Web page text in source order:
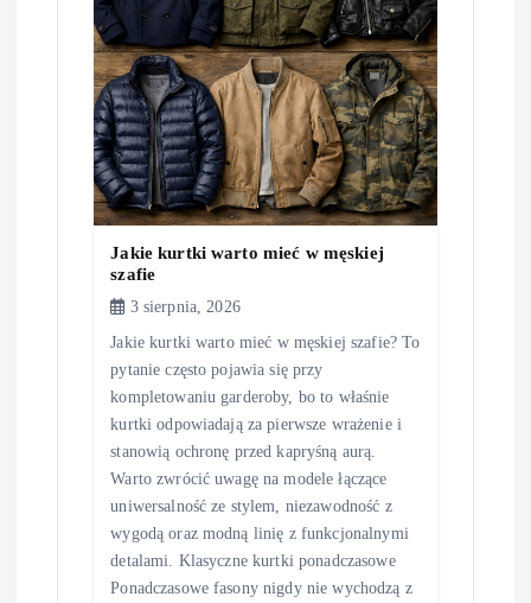
Jakie kurtki warto mieć w męskiej
szafie
3 sierpnia, 2026
Jakie kurtki warto mieć w męskiej szafie? To
pytanie często pojawia się przy
kompletowaniu garderoby, bo to właśnie
kurtki odpowiadają za pierwsze wrażenie i
stanowią ochronę przed kapryśną aurą.
Warto zwrócić uwagę na modele łączące
uniwersalność ze stylem, niezawodność z
wygodą oraz modną linię z funkcjonalnymi
detalami. Klasyczne kurtki ponadczasowe
Ponadczasowe fasony nigdy nie wychodzą z